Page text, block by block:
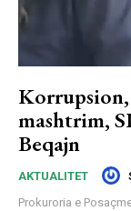
Korrupsion,
mashtrim,
Beqajn
AKTUALITET
Prokuroria e